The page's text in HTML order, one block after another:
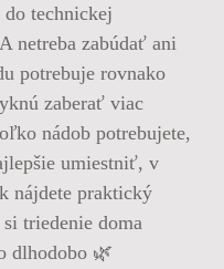
do technickej
netreba zabúdať ani
potrebuje rovnako
zaberať viac
nádob potrebujete,
umiestniť, v
nájdete praktický
triedenie doma
dlhodobo 🌿